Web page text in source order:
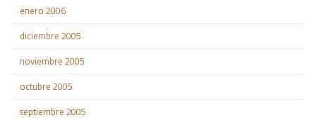
enero 2006
diciembre 2005
noviembre 2005
octubre 2005
septiembre 2005